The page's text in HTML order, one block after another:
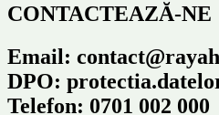
CONTACTEAZĂ-NE
Email:
DPO:
Telefon: 0701 002 000